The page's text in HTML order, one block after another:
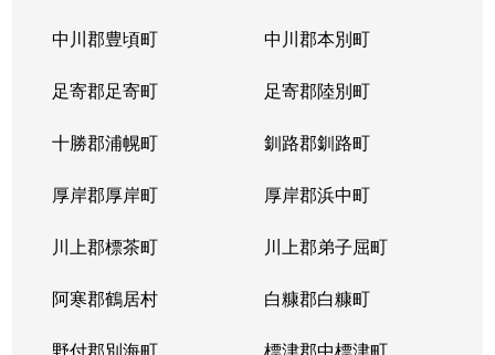
中川郡豊頃町 中川郡本別町
足寄郡足寄町 足寄郡陸別町
十勝郡浦幌町 釧路郡釧路町
厚岸郡厚岸町 厚岸郡浜中町
川上郡標茶町 川上郡弟子屈町
阿寒郡鶴居村 白糠郡白糠町